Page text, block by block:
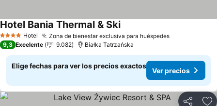
4 EstrellasHotel Zona de bienestar exclusiva para huéspedesVer precios
Hotel Bania Thermal & SkiVer precios
9,3 Excelente 9.082 Białka Tatrzańska
Elige fechas para ver los precios exactos
Ver precios